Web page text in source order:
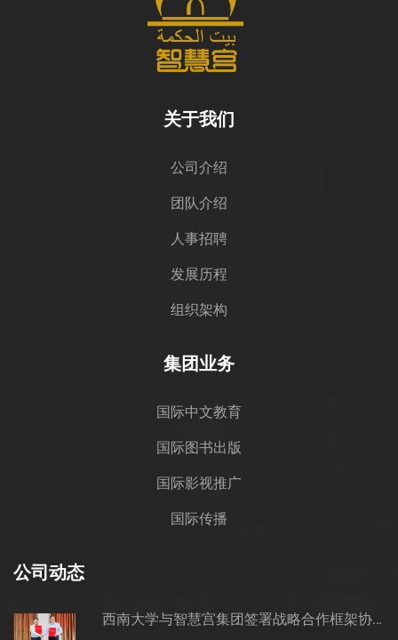
关于我们
公司介绍
团队介绍
人事招聘
发展历程
组织架构
集团业务
国际中文教育
国际图书出版
国际影视推广
国际传播
公司动态
西南大学与智慧宫集团签署战略合作框架协议